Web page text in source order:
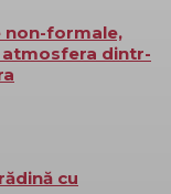
non-formale,
dintr-
cu